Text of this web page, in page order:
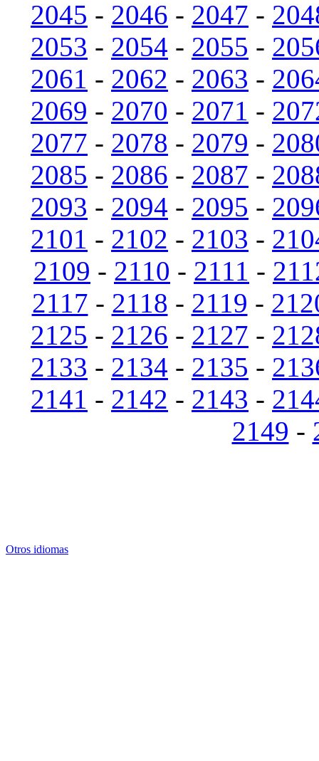
2045 - 2046 - 2047 -
2053 - 2054 - 2055 -
2061 - 2062 - 2063 -
2069 - 2070 - 2071 -
2077 - 2078 - 2079 -
2085 - 2086 - 2087 -
2093 - 2094 - 2095 -
2101 - 2102 - 2103 -
2109 - 2110 - 2111 -
2117 - 2118 - 2119 -
2125 - 2126 - 2127 -
2133 - 2134 - 2135 -
2141 - 2142 - 2143 -
2149 -
Otros idiomas